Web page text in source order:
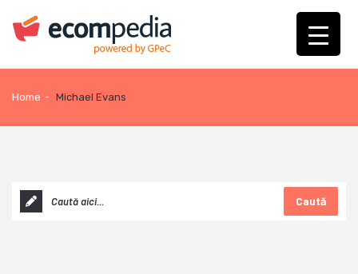
Home - Michael Evans
Caută